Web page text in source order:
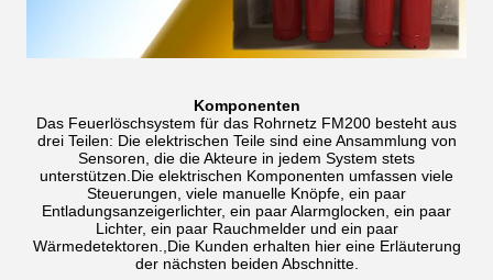
Komponenten
Das Feuerlöschsystem für das Rohrnetz FM200 besteht aus
drei Teilen: Die elektrischen Teile sind eine Ansammlung von
Sensoren, die die Akteure in jedem System stets
unterstützen.Die elektrischen Komponenten umfassen viele
Steuerungen, viele manuelle Knöpfe, ein paar
Entladungsanzeigerlichter, ein paar Alarmglocken, ein paar
Lichter, ein paar Rauchmelder und ein paar
Wärmedetektoren.,Die Kunden erhalten hier eine Erläuterung
der nächsten beiden Abschnitte.